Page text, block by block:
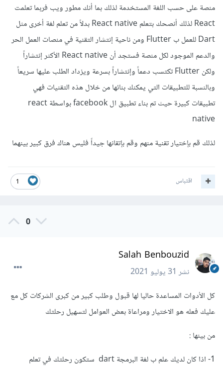
منصة على حسب اللغة المستخدمة لذلك بما أنك مطور ويب فربما تعلمت
React لذلك أنصحك بتعلم React native بدلاً من تعلم لغة أخرى مثل
Dart للعمل ب Flutter ومن ناحية إنتشار التقنية في منصات العمل الحر
والدعم الموجود لكل منصة فستجد أن React native الأكثر إنتشاراً
ولكن Flutter تكتسب دعماً وإنتشاراً بسرعة ويزداد الطلب عليها سريعاً
وبالنسبة للتطبيقات التي يمكنك بنائها من خلال هذه التقنيات فهي
تطبيقات كبيرة حيث تم بناء تطبيق ال facebook بواسطة react
native
لذلك قم بإختيار تقنية منهم وقم بإتقانها جيداً فليس هناك فرق كبير بينهما
1 اقتباس
0
Salah Benbouzid
نشر31 يوليو 2021
كل الأدوات المساعدة حاليا لها قبول وطلب كبير من كبرى الشركات كل مع
عليك فعله هو الاختيار ومراعاة بعض العوامل لتسهيل رحلتك
من بينها :
1- اذا كان لديك علم ب لغة البرمجة dart ستكون رحلتك في تعلم